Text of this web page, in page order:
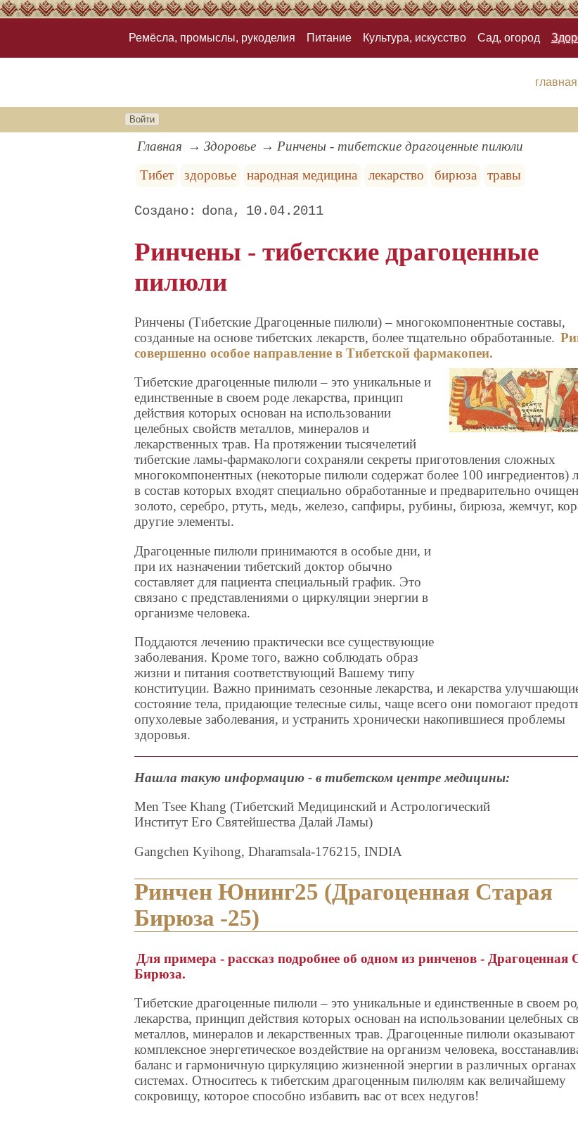
Ремёсла, промыслы, рукоделия Питание Культура, искусство Сад, огород
главная
Войти
Главная Здоровье
Ринчены - тибетские драгоценные пилюли
Тибет
здоровье народная медицина лекарство бирюза травы
dona 10.04.2011
Ринчены - тибетские драгоценные
пилюли
Ринчены (Тибетские Драгоценные пилюли) – многокомпонентные составы,
созданные на основе тибетских лекарств, более тщательно обработанные.
совершенно особое направление в Тибетской фармакопеи.
Тибетские драгоценные пилюли – это уникальные и
единственные в своем роде лекарства, принцип
действия которых основан на использовании
целебных свойств металлов, минералов и
лекарственных трав. На протяжении тысячелетий
тибетские ламы-фармакологи сохраняли секреты приготовления сложных
многокомпонентных (некоторые пилюли содержат более 100 ингредиентов)
в состав которых входят специально обработанные и предварительно
золото, серебро, ртуть, медь, железо, сапфиры, рубины, бирюза, жемчуг,
другие элементы.
Драгоценные пилюли принимаются в особые дни, и
при их назначении тибетский доктор обычно
составляет для пациента специальный график. Это
связано с представлениями о циркуляции энергии в
организме человека.
Поддаются лечению практически все существующие
заболевания. Кроме того, важно соблюдать образ
жизни и питания соответствующий Вашему типу
конституции. Важно принимать сезонные лекарства, и лекарства
состояние тела, придающие телесные силы, чаще всего они помогают
опухолевые заболевания, и устранить хронически накопившиеся проблемы
здоровья.
Нашла такую информацию - в тибетском центре медицины:
Men Tsee Khang (Тибетский Медицинский и Астрологический
Институт Его Святейшества Далай Ламы)
Gangchen Kyihong, Dharamsala-176215, INDIA
Ринчен Юнинг25 (Драгоценная Старая
Бирюза -25)
Для примера - рассказ подробнее об одном из ринченов - Драгоценная
Бирюза.
Тибетские драгоценные пилюли – это уникальные и единственные в своем
лекарства, принцип действия которых основан на использовании целебных
металлов, минералов и лекарственных трав. Драгоценные пилюли оказывают
комплексное энергетическое воздействие на организм человека,
баланс и гармоничную циркуляцию жизненной энергии в различных
системах. Относитесь к тибетским драгоценным пилюлям как величайшему
сокровищу, которое способно избавить вас от всех недугов!